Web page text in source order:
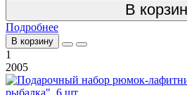
В
Подробнее
В корзину
1
2005